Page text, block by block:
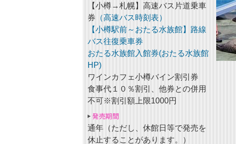
【小樽→札幌】高速バス片道乗車
券 （高速バス時刻表）
【小樽駅前～おたる水族館】路線
バス往復乗車券
おたる水族館入館券(おたる水族館
HP)
ワインカフェ小樽バイン割引券
食事代１０％割引、他券との併用
不可※割引額上限1000円
通年（ただし、休館日等で発売を
休止することがあります。）